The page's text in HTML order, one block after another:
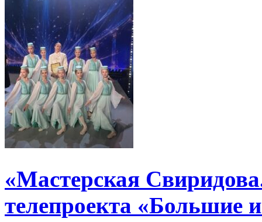
«Мастерская
телепроекта «Большие